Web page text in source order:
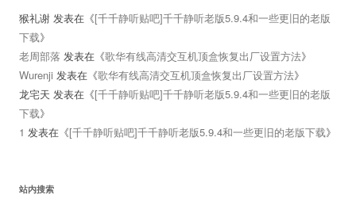
猴礼谢 发表在《[千千静听贴吧]千千静听老版5.9.4和一些更旧的老版
下载》
老周部落 发表在《歌华有线高清交互机顶盒恢复出厂设置方法》
Wurenji 发表在《歌华有线高清交互机顶盒恢复出厂设置方法》
龙宅天 发表在《[千千静听贴吧]千千静听老版5.9.4和一些更旧的老版
下载》
1 发表在《[千千静听贴吧]千千静听老版5.9.4和一些更旧的老版下载》
站内搜索